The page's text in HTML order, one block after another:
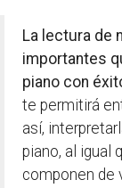
La lectura de
importantes
piano con
te permitirá
así,
piano, al igual
componen de